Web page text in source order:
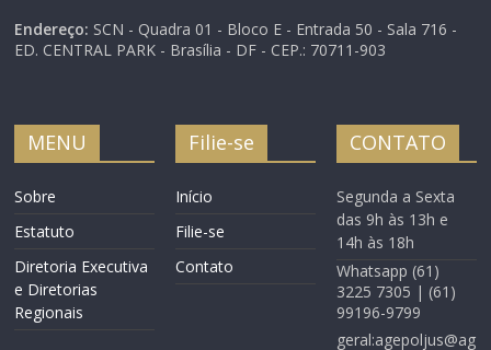
Endereço: SCN - Quadra 01 - Bloco E - Entrada 50 - Sala 716 -
ED. CENTRAL PARK - Brasília - DF - CEP.: 70711-903
MENU
Sobre
Estatuto
Diretoria Executiva
e Diretorias
Regionais
Filie-se
Início
Filie-se
Contato
CONTATO
Segunda a Sexta
das 9h às 13h e
14h às 18h
Whatsapp (61)
3225 7305 | (61)
99196-9799
geral:agepoljus@ag